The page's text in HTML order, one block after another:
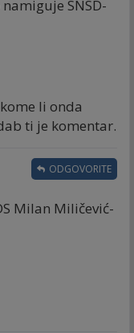
SNSD-
li onda
ti je komentar.
Milan Miličević-
ODGOVORITE